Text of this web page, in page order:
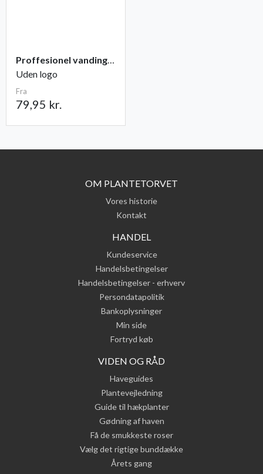
Proffesionel vandingspose 100 liter
Uden logo
Fra
79,95 kr.
OM PLANTETORVET
Vores historie
Kontakt
HANDEL
Kundeservice
Handelsbetingelser
Handelsbetingelser - erhverv
Persondatapolitik
Bankoplysninger
Min side
Fortryd køb
VIDEN OG RÅD
Haveguides
Plantevejledning
Guide til hækplanter
Gødning af haven
Få de smukkeste roser
Vælg det rigtige bunddække
Årets gang